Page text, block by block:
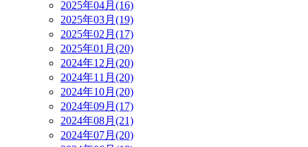
2025年04月(16)
2025年03月(19)
2025年02月(17)
2025年01月(20)
2024年12月(20)
2024年11月(20)
2024年10月(20)
2024年09月(17)
2024年08月(21)
2024年07月(20)